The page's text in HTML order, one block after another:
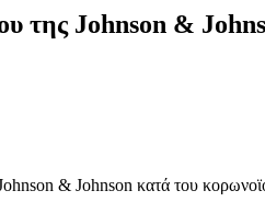
της Johnson &
& Johnson κατά του